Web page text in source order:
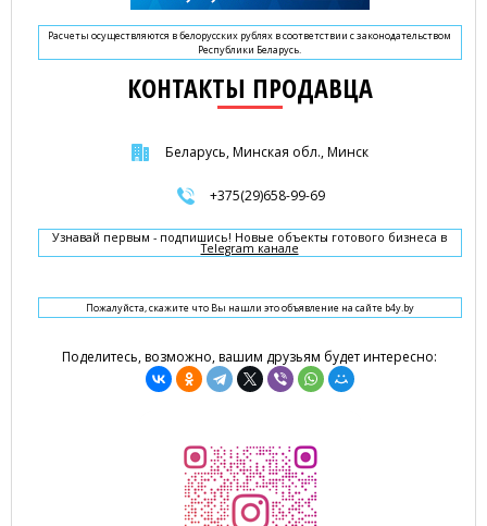
Расчеты осуществляются в белорусских рублях в соответствии с законодательством
Республики Беларусь.
КОНТАКТЫ ПРОДАВЦА
Беларусь, Минская обл., Минск
+375(29)658-99-69
Узнавай первым - подпишись! Новые объекты готового бизнеса в
Telegram канале
Пожалуйста, скажите что Вы нашли это объявление на сайте b4y.by
Поделитесь, возможно, вашим друзьям будет интересно: